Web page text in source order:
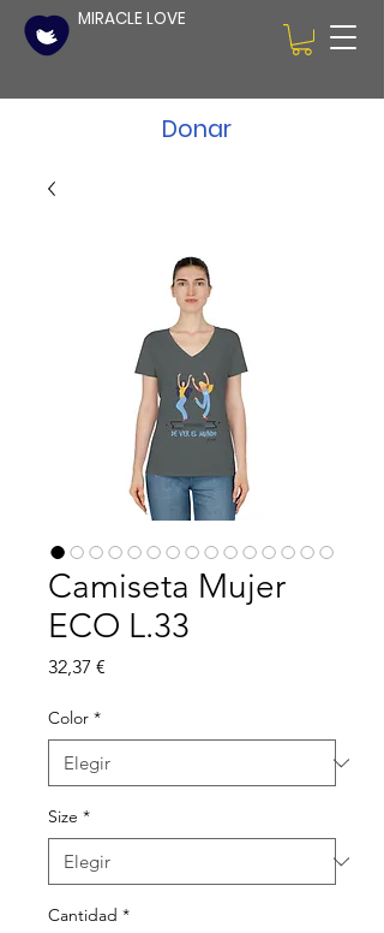
MIRACLE LOVE
Donar
Camiseta Mujer
ECO L.33
32,37 €
Color *
Size *
Cantidad *